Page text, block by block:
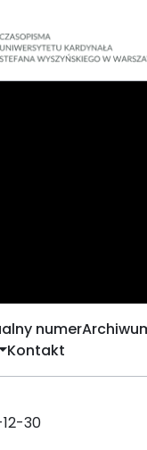
numer
Kontakt
30